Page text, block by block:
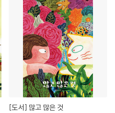
[도서] 많고 많은 것